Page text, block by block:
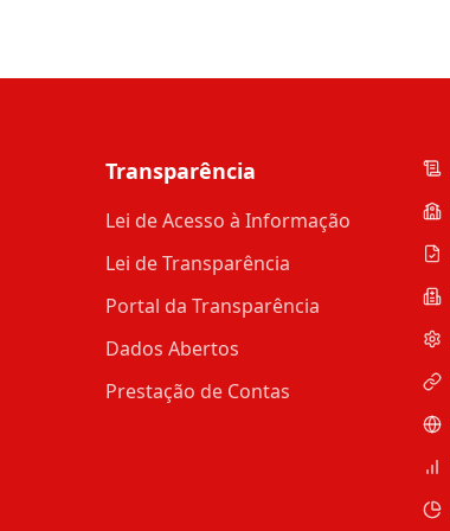
Transparência
Lei de Acesso à Informação
Lei de Transparência
Portal da Transparência
Dados Abertos
Prestação de Contas